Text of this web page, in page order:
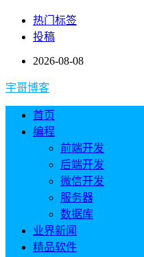
热门标签
投稿
2026-08-08
宇哥博客
首页
编程
前端开发
后端开发
微信开发
服务器
数据库
业界新闻
精品软件